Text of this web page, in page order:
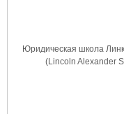
Юридическая школа
(Lincoln Alexander